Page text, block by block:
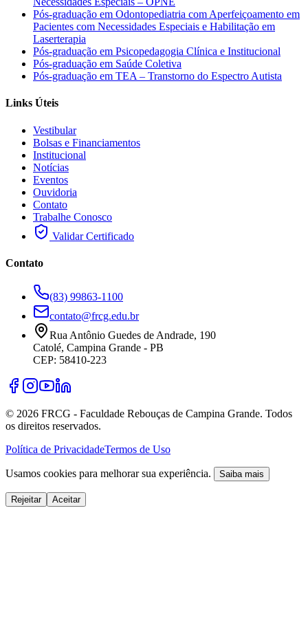
Pós-graduação em Odontopediatria com Aperfeiçoamento em
Pacientes com Necessidades Especiais e Habilitação em
Laserterapia
Pós-graduação em Psicopedagogia Clínica e Institucional
Pós-graduação em Saúde Coletiva
Pós-graduação em TEA – Transtorno do Espectro Autista
Links Úteis
Vestibular
Bolsas e Financiamentos
Institucional
Notícias
Eventos
Ouvidoria
Contato
Trabalhe Conosco
Validar Certificado
Contato
(83) 99863-1100
contato@frcg.edu.br
Rua Antônio Guedes de Andrade, 190
Catolé, Campina Grande - PB
CEP: 58410-223
© 2026 FRCG - Faculdade Rebouças de Campina Grande. Todos
os direitos reservados.
Política de PrivacidadeTermos de Uso
Usamos cookies para melhorar sua experiência. Saiba mais
Rejeitar Aceitar